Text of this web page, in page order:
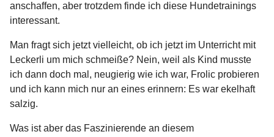
anschaffen, aber trotzdem finde ich diese Hundetrainings
interessant.
Man fragt sich jetzt vielleicht, ob ich jetzt im Unterricht mit
Leckerli um mich schmeiße? Nein, weil als Kind musste
ich dann doch mal, neugierig wie ich war, Frolic probieren
und ich kann mich nur an eines erinnern: Es war ekelhaft
salzig.
Was ist aber das Faszinierende an diesem